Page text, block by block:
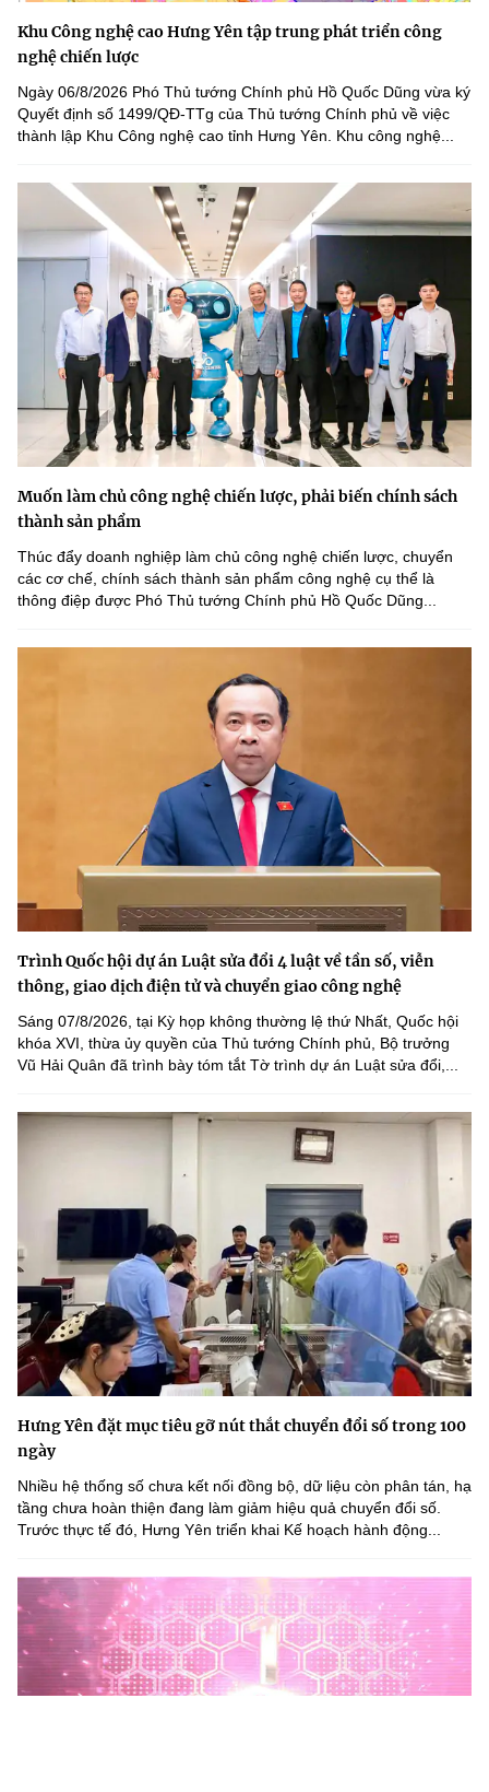
Khu Công nghệ cao Hưng Yên tập trung phát triển công
nghệ chiến lược
Ngày 06/8/2026 Phó Thủ tướng Chính phủ Hồ Quốc Dũng vừa ký
Quyết định số 1499/QĐ-TTg của Thủ tướng Chính phủ về việc
thành lập Khu Công nghệ cao tỉnh Hưng Yên. Khu công nghệ...
Muốn làm chủ công nghệ chiến lược, phải biến chính sách
thành sản phẩm
Thúc đẩy doanh nghiệp làm chủ công nghệ chiến lược, chuyển
các cơ chế, chính sách thành sản phẩm công nghệ cụ thể là
thông điệp được Phó Thủ tướng Chính phủ Hồ Quốc Dũng...
Trình Quốc hội dự án Luật sửa đổi 4 luật về tần số, viễn
thông, giao dịch điện tử và chuyển giao công nghệ
Sáng 07/8/2026, tại Kỳ họp không thường lệ thứ Nhất, Quốc hội
khóa XVI, thừa ủy quyền của Thủ tướng Chính phủ, Bộ trưởng
Vũ Hải Quân đã trình bày tóm tắt Tờ trình dự án Luật sửa đổi,...
Hưng Yên đặt mục tiêu gỡ nút thắt chuyển đổi số trong 100
ngày
Nhiều hệ thống số chưa kết nối đồng bộ, dữ liệu còn phân tán, hạ
tầng chưa hoàn thiện đang làm giảm hiệu quả chuyển đổi số.
Trước thực tế đó, Hưng Yên triển khai Kế hoạch hành động...